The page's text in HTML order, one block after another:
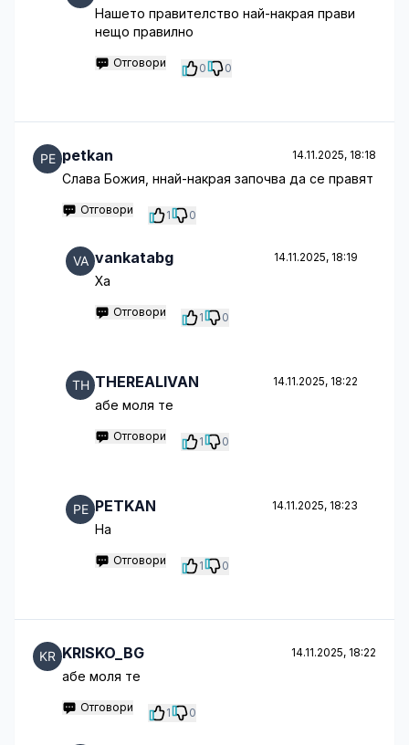
Нашето правителство най-накрая прави
нещо правилно
Отговори 0 0
petkan 14.11.2025, 18:18
Слава Божия, ннай-накрая започва да се правят
Отговори 1 0
vankatabg 14.11.2025, 18:19
Ха
Отговори 1 0
THEREALIVAN 14.11.2025, 18:22
абе моля те
Отговори 1 0
PETKAN 14.11.2025, 18:23
Hа
Отговори 1 0
KRISKO_BG 14.11.2025, 18:22
абе моля те
Отговори 1 0